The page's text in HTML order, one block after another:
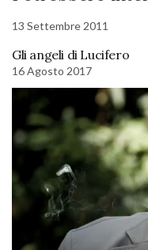
13 Settembre 2011
Gli angeli di Lucifero
16 Agosto 2017